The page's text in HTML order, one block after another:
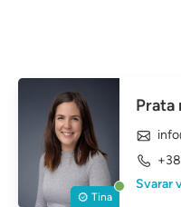
Tina
Prata
Svarar